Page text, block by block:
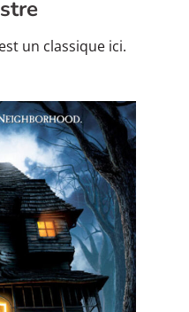
est un classique ici.